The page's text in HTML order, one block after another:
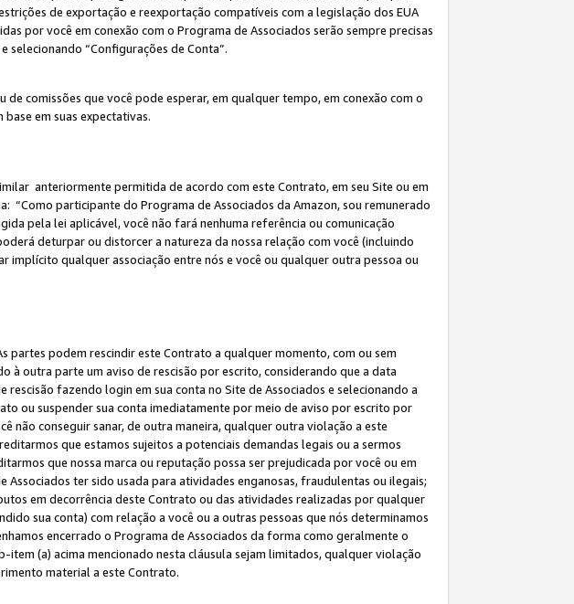
de exportação e reexportação compatíveis com a legislação dos EUA
por você em conexão com o Programa de Associados serão sempre precisas
selecionando “Configurações de Conta”.
comissões que você pode esperar, em qualquer tempo, em conexão com o
em suas expectativas.
anteriormente permitida de acordo com este Contrato, em seu Site ou em
participante do Programa de Associados da Amazon, sou remunerado
pela lei aplicável, você não fará nenhuma referência ou comunicação
deturpar ou distorcer a natureza da nossa relação com você (incluindo
implícito qualquer associação entre nós e você ou qualquer outra pessoa ou
partes podem rescindir este Contrato a qualquer momento, com ou sem
outra parte um aviso de rescisão por escrito, considerando que a data
fazendo login em sua conta no Site de Associados e selecionando a
ou suspender sua conta imediatamente por meio de aviso por escrito por
não conseguir sanar, de outra maneira, qualquer outra violação a este
que estamos sujeitos a potenciais demandas legais ou a sermos
que nossa marca ou reputação possa ser prejudicada por você ou em
ter sido usada para atividades enganosas, fraudulentas ou ilegais;
em decorrência deste Contrato ou das atividades realizadas por qualquer
sua conta) com relação a você ou a outras pessoas que nós determinamos
encerrado o Programa de Associados da forma como geralmente o
(a) acima mencionado nesta cláusula sejam limitados, qualquer violação
material a este Contrato.